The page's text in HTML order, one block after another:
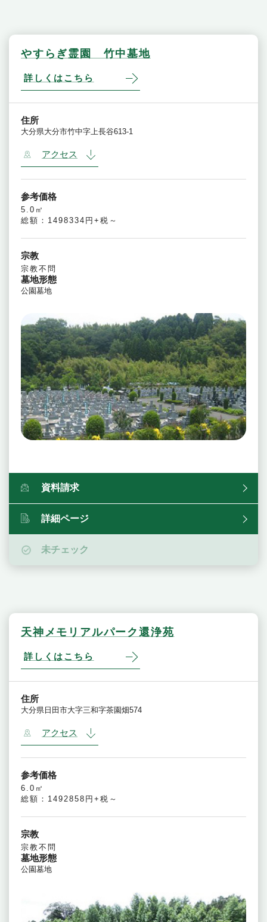
やすらぎ霊園 竹中墓地
詳しくはこちら
住所
大分県大分市竹中字上長谷613-1
アクセス
参考価格
5.0㎡
総額：1498334円+税～
宗教
宗教不問
墓地形態
公園墓地
資料請求
詳細ページ
未チェック
天神メモリアルパーク還浄苑
詳しくはこちら
住所
大分県日田市大字三和字茶園畑574
アクセス
参考価格
6.0㎡
総額：1492858円+税～
宗教
宗教不問
墓地形態
公園墓地